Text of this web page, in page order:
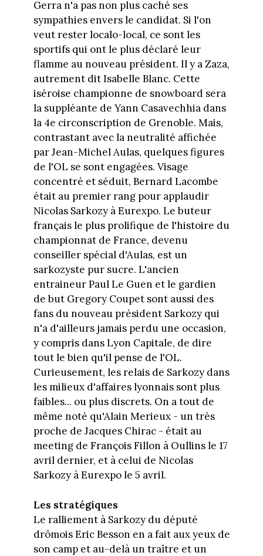
Gerra n'a pas non plus caché ses
sympathies envers le candidat. Si l'on
veut rester localo-local, ce sont les
sportifs qui ont le plus déclaré leur
flamme au nouveau président. Il y a Zaza,
autrement dit Isabelle Blanc. Cette
iséroise championne de snowboard sera
la suppléante de Yann Casavechhia dans
la 4e circonscription de Grenoble. Mais,
contrastant avec la neutralité affichée
par Jean-Michel Aulas, quelques figures
de l'OL se sont engagées. Visage
concentré et séduit, Bernard Lacombe
était au premier rang pour applaudir
Nicolas Sarkozy à Eurexpo. Le buteur
français le plus prolifique de l'histoire du
championnat de France, devenu
conseiller spécial d'Aulas, est un
sarkozyste pur sucre. L'ancien
entraineur Paul Le Guen et le gardien
de but Gregory Coupet sont aussi des
fans du nouveau président Sarkozy qui
n'a d'ailleurs jamais perdu une occasion,
y compris dans Lyon Capitale, de dire
tout le bien qu'il pense de l'OL.
Curieusement, les relais de Sarkozy dans
les milieux d'affaires lyonnais sont plus
faibles... ou plus discrets. On a tout de
même noté qu'Alain Merieux - un très
proche de Jacques Chirac - était au
meeting de François Fillon à Oullins le 17
avril dernier, et à celui de Nicolas
Sarkozy à Eurexpo le 5 avril.
Les stratégiques
Le ralliement à Sarkozy du député
drômois Eric Besson en a fait aux yeux de
son camp et au-delà un traître et un